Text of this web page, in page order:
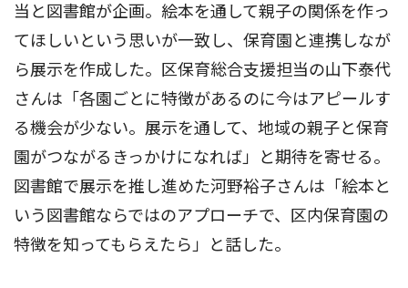
当と図書館が企画。絵本を通して親子の関係を作っ
てほしいという思いが一致し、保育園と連携しなが
ら展示を作成した。区保育総合支援担当の山下泰代
さんは「各園ごとに特徴があるのに今はアピールす
る機会が少ない。展示を通して、地域の親子と保育
園がつながるきっかけになれば」と期待を寄せる。
図書館で展示を推し進めた河野裕子さんは「絵本と
いう図書館ならではのアプローチで、区内保育園の
特徴を知ってもらえたら」と話した。